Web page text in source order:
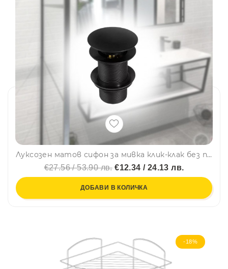
Луксозен матов сифон за мивка клик-клак без преливник - черен
€27.56 / 53.90 лв.€12.34 / 24.13 лв.
ДОБАВИ В КОЛИЧКА
-18%